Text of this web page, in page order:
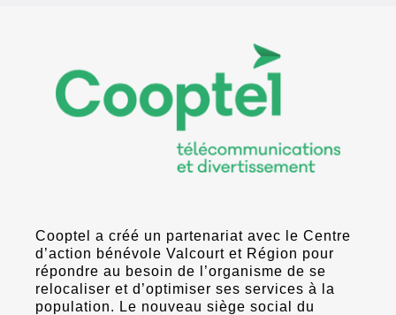
Cooptel a créé un partenariat avec le Centre
d’action bénévole Valcourt et Région pour
répondre au besoin de l’organisme de se
relocaliser et d’optimiser ses services à la
population. Le nouveau siège social du